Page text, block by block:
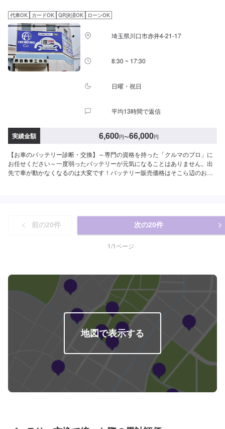
代車OK カードOK QR決済OK ローンOK
埼玉県川口市赤井4-21-17
8:30 ~ 17:30
日曜・祝日
平均13時間で返信
実績金額 6,600円〜66,000円
【お車のバッテリー診断・交換】～専門の資格を持った「クルマのプロ」に
お任せください～一度弱ったバッテリーが元気になることはありません。出
先で車が動かなくなるのは大変です！バッテリー販売価格はそこら辺のお店
備、鈑金・塗装、コーティング、損害保険などクルマに関する全てのお悩み
をサポートし、お客様のニーズに応えたご提案をいたします。高い信頼性、
高い修理技術埼玉県川口市の原自動車工作所は大手ディーラー・損害保険ジ
ャパン日本興亜の修理指定工場です。【45年の実績】●1969年創業！●40年
せていただきますので、あらかじめご了承ください。【代車について】無料
代車（無保険時）を24台ご用意しております。燃料代はお客さま負担となり
ますので、ご了承ください。【営業時間・定休日】営業時間：8:30〜17:30定
休日：日・祝・第一、第三月曜日
前の20件 次の20件
1/1ページ
地図で表示する